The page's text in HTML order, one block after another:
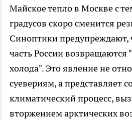
Майское тепло в Москве с
градусов скоро сменится
Синоптики предупреждают,
часть России возвращаются
холода". Это явление не
суевериям, а представляет
климатический процесс,
вторжением арктических